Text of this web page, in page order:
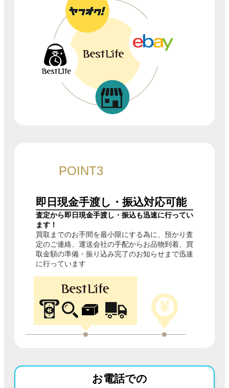
POINT3
即日現金手渡し・振込対応可能
査定から即日現金手渡し・振込も迅速に行ってい
ます！
買取までのお手間を最小限にする為に、預かり査
定のご連絡、運送会社の手配からお品物到着、買
取金額の準備・振り込み完了のお知らせまで迅速
に行っています
お電話での